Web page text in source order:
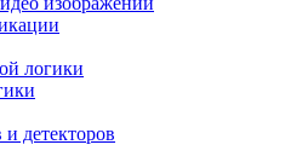
логики
детекторов